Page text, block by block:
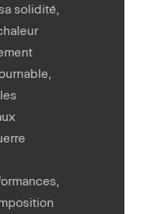
solidité,